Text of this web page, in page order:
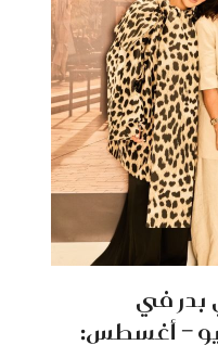
بدر في
– أغسطس: